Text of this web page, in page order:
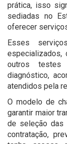
prática, isso
sediadas no
oferecer
Esses
especializados,
outros testes
diagnóstico,
atendidos pela
O modelo de
garantir maior
de seleção das
contratação,